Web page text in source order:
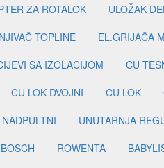
ZA ROTALOK
ULOŽAK
TOPLINE EL.GRIJAČA
SA IZOLACIJOM
CU
CU LOK DVOJNI CU LOK
NADPULTNI
UNUTARNJA
BOSCH ROWENTA